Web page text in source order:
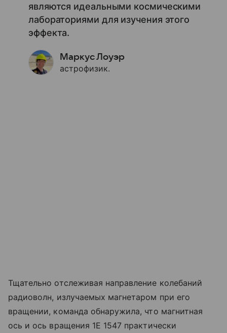
являются идеальными космическими
лабораториями для изучения этого
эффекта.
Маркус Лоуэр
астрофизик.
Тщательно отслеживая направление колебаний
радиоволн, излучаемых магнетаром при его
вращении, команда обнаружила, что магнитная
ось и ось вращения 1E 1547 практически